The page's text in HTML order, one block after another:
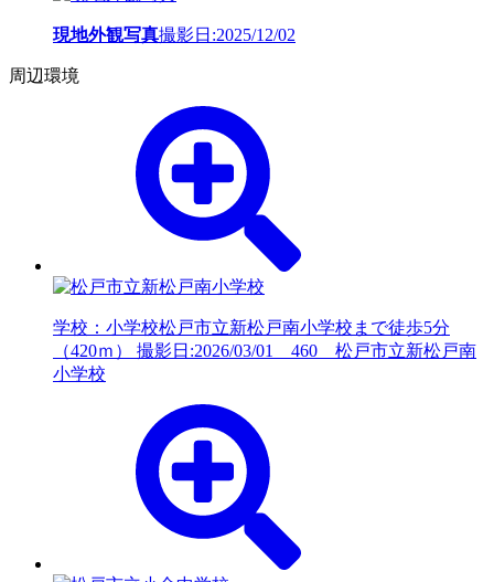
現地外観写真撮影日:2025/12/02
周辺環境
学校：小学校松戸市立新松戸南小学校まで徒歩5分
（420ｍ） 撮影日:2026/03/01 460 松戸市立新松戸南
小学校